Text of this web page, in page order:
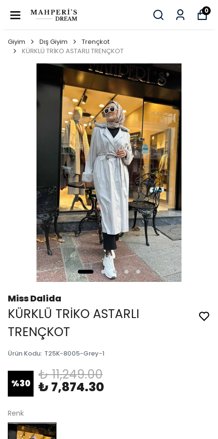
0
Giyim Dış Giyim
Trençkot
KÜRKLÜ TRİKO ASTARLI TRENÇKOT
Miss Dalida
KÜRKLÜ TRİKO ASTARLI
TRENÇKOT
Ürün Kodu: T25K-8005-Grey-1
%30
₺ 11,249.00
₺ 7,874.30
Renk